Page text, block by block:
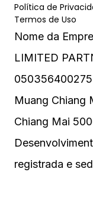
Política de
Termos de Uso
Nome da
LIMITED
Muang Chiang
Chiang Mai
registrada e